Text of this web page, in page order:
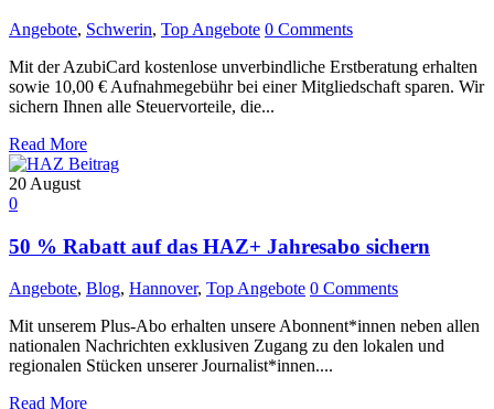
Angebote, Schwerin, Top Angebote 0 Comments
Mit der AzubiCard kostenlose unverbindliche Erstberatung erhalten
sowie 10,00 € Aufnahmegebühr bei einer Mitgliedschaft sparen. Wir
sichern Ihnen alle Steuervorteile, die...
Read More
20 August
0
50 % Rabatt auf das HAZ+ Jahresabo sichern
Angebote, Blog, Hannover, Top Angebote 0 Comments
Mit unserem Plus-Abo erhalten unsere Abonnent*innen neben allen
nationalen Nachrichten exklusiven Zugang zu den lokalen und
regionalen Stücken unserer Journalist*innen....
Read More